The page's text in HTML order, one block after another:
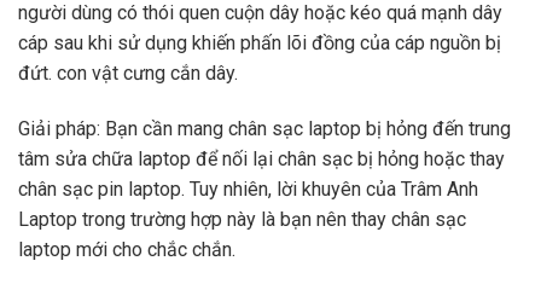
người dùng có thói quen cuộn dây hoặc kéo quá mạnh dây
cáp sau khi sử dụng khiến phấn lõi đồng của cáp nguồn bị
đứt. con vật cưng cắn dây.
Giải pháp: Bạn cần mang chân sạc laptop bị hỏng đến trung
tâm sửa chữa laptop để nối lại chân sạc bị hỏng hoặc thay
chân sạc pin laptop. Tuy nhiên, lời khuyên của Trâm Anh
Laptop trong trường hợp này là bạn nên thay chân sạc
laptop mới cho chắc chắn.